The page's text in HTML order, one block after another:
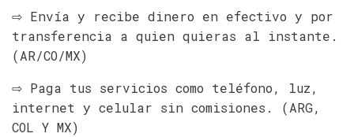
⇨ Envía y recibe dinero en efectivo y por
transferencia a quien quieras al instante.
(AR/CO/MX)
⇨ Paga tus servicios como teléfono, luz,
internet y celular sin comisiones. (ARG,
COL Y MX)